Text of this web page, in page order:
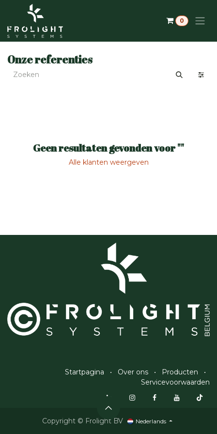
Overslaan naar inhoud
0
Onze referenties
Geen resultaten gevonden voor ""
Alle klanten weergeven
Startpagina • Over ons • Producten
•
Servicevoorwaarden
Copyright © Frolight BV Nederlands